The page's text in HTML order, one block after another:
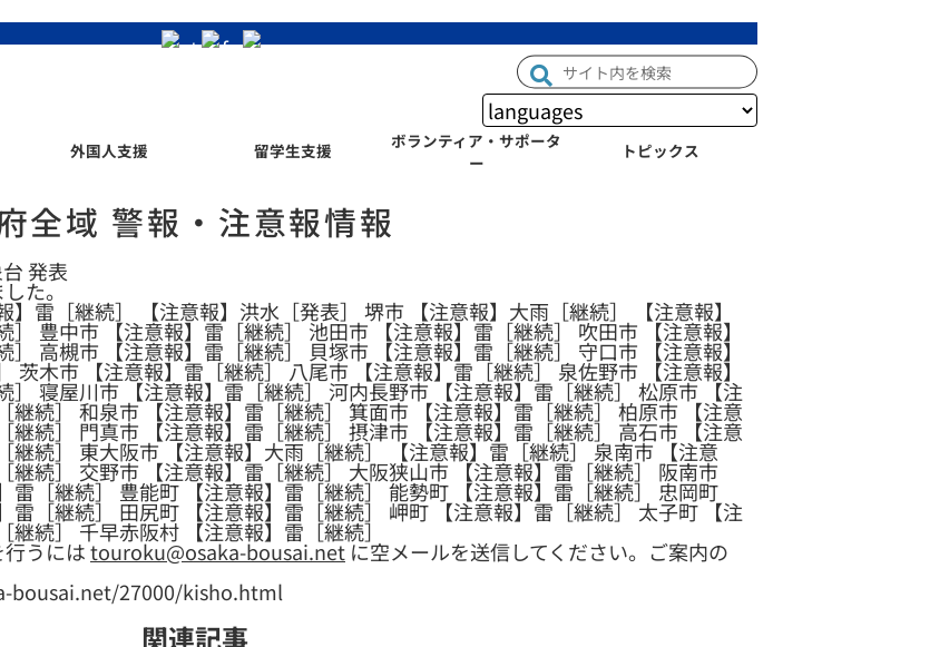
外国人支援 留学生支援
ボランティア・サポータ
ー
トピックス
全域 警報・注意報情報
発表
た。
雷［継続］ 【注意報】洪水［発表］ 堺市 【注意報】大雨［継続］ 【注意報】
豊中市 【注意報】雷［継続］ 池田市 【注意報】雷［継続］ 吹田市 【注意報】
高槻市 【注意報】雷［継続］ 貝塚市 【注意報】雷［継続］ 守口市 【注意報】
茨木市 【注意報】雷［継続］ 八尾市 【注意報】雷［継続］ 泉佐野市 【注意報】
］ 寝屋川市 【注意報】雷［継続］ 河内長野市 【注意報】雷［継続］ 松原市 【注
継続］ 和泉市 【注意報】雷［継続］ 箕面市 【注意報】雷［継続］ 柏原市 【注意
続］ 門真市 【注意報】雷［継続］ 摂津市 【注意報】雷［継続］ 高石市 【注意
継続］ 東大阪市 【注意報】大雨［継続］ 【注意報】雷［継続］ 泉南市 【注意
続］ 交野市 【注意報】雷［継続］ 大阪狭山市 【注意報】雷［継続］ 阪南市
雷［継続］ 豊能町 【注意報】雷［継続］ 能勢町 【注意報】雷［継続］ 忠岡町
雷［継続］ 田尻町 【注意報】雷［継続］ 岬町 【注意報】雷［継続］ 太子町 【注
続］ 千早赤阪村 【注意報】雷［継続］
行うにはtouroku@osaka-bousai.netに空メールを送信してください。ご案内の
bousai.net/27000/kisho.html
関連記事